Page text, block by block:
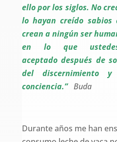
ello por los siglos. No
lo hayan creído
crean a ningún ser
en lo que
aceptadodespués de
del discernimientoy
conciencia.” Buda
Durante años me han